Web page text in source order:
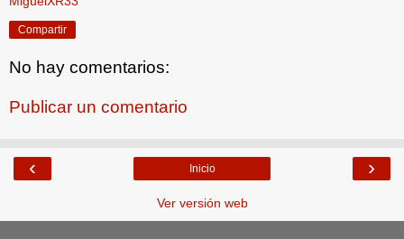
Compartir
No hay comentarios:
Publicar un comentario
‹ ›
Inicio
Ver versión web